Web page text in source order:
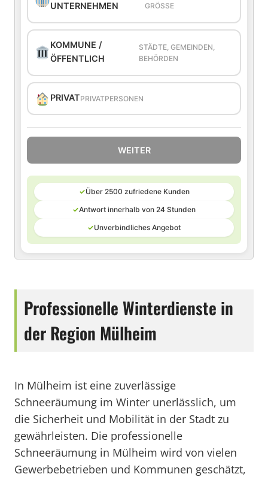
UNTERNEHMEN
GRÖSSE
KOMMUNE /
ÖFFENTLICH
STÄDTE, GEMEINDEN,
BEHÖRDEN
PRIVATPRIVATPERSONEN
WEITER
✓Über 2500 zufriedene Kunden
✓Antwort innerhalb von 24 Stunden
✓Unverbindliches Angebot
Professionelle Winterdienste in
der Region Mülheim
In Mülheim ist eine zuverlässige
Schneeräumung im Winter unerlässlich, um
die Sicherheit und Mobilität in der Stadt zu
gewährleisten. Die professionelle
Schneeräumung in Mülheim wird von vielen
Gewerbebetrieben und Kommunen geschätzt,